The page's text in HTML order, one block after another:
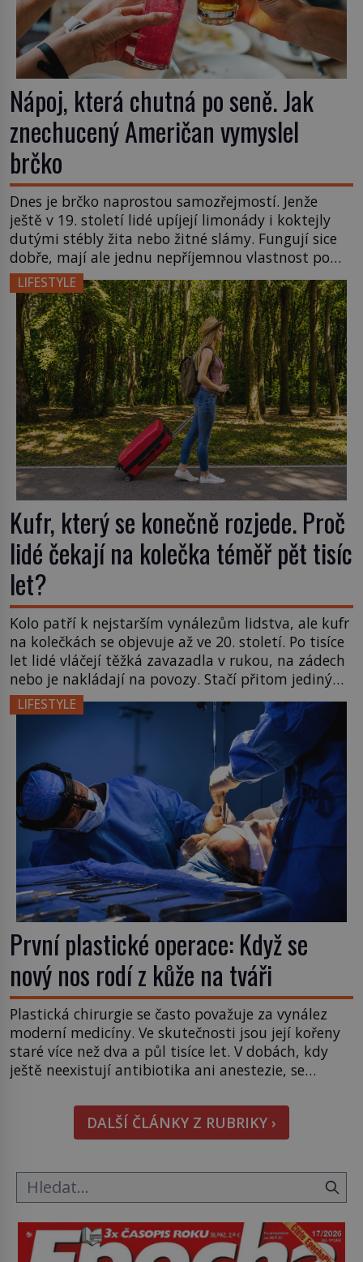
Nápoj, která chutná po seně. Jak
znechucený Američan vymyslel
brčko
Dnes je brčko naprostou samozřejmostí. Jenže
ještě v 19. století lidé upíjejí limonády i koktejly
dutými stébly žita nebo žitné slámy. Fungují sice
dobře, mají ale jednu nepříjemnou vlastnost po
chvíli se rozmáčejí a nápoji dodávají travnatou
příchuť. Právě tahle drobná nepříjemnost přivede
amerického výrobce cigaretových náustků k
nápadu, který změní způsob pití po celém […]
LIFESTYLE
Kufr, který se konečně rozjede. Proč
lidé čekají na kolečka téměř pět tisíc
let?
Kolo patří k nejstarším vynálezům lidstva, ale kufr
na kolečkách se objevuje až ve 20. století. Po tisíce
let lidé vláčejí těžká zavazadla v rukou, na zádech
nebo je nakládají na povozy. Stačí přitom jediný
nápad, připevnit ke kufru kolečka. Jenže právě ten
nikdo dlouho nedostane. Až jednou se na letišti
LIFESTYLE
První plastické operace: Když se
nový nos rodí z kůže na tváři
Plastická chirurgie se často považuje za vynález
moderní medicíny. Ve skutečnosti jsou její kořeny
staré více než dva a půl tisíce let. V dobách, kdy
ještě neexistují antibiotika ani anestezie, se
znetvořené válkou, tresty nebo nehodami. Jejich
metody jsou překvapivě promyšlené a některé
principy používají chirurgové dodnes. Úplně první
DALŠÍ ČLÁNKY Z RUBRIKY ›